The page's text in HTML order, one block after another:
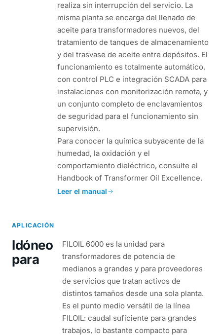
realiza sin interrupción del servicio. La
misma planta se encarga del llenado de
aceite para transformadores nuevos, del
tratamiento de tanques de almacenamiento
y del trasvase de aceite entre depósitos. El
funcionamiento es totalmente automático,
con control PLC e integración SCADA para
instalaciones con monitorización remota, y
un conjunto completo de enclavamientos
de seguridad para el funcionamiento sin
supervisión.
Para conocer la química subyacente de la
humedad, la oxidación y el
comportamiento dieléctrico, consulte el
Handbook of Transformer Oil Excellence.
Leer el manual
APLICACIÓN
Idóneo
para
FILOIL 6000 es la unidad para
transformadores de potencia de
medianos a grandes y para proveedores
de servicios que tratan activos de
distintos tamaños desde una sola planta.
Es el punto medio versátil de la línea
FILOIL: caudal suficiente para grandes
trabajos, lo bastante compacto para